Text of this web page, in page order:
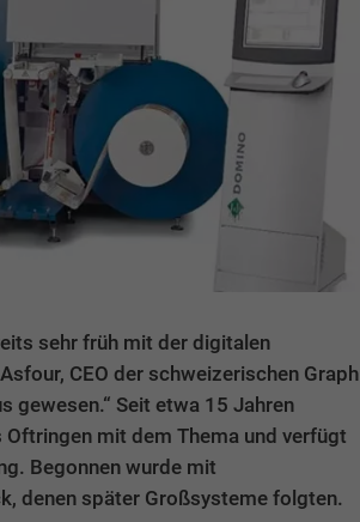
sehr früh mit der digitalen
CEO der schweizerischen Graph
gewesen.“ Seit etwa 15 Jahren
mit dem Thema und verfügt
Begonnen wurde mit
denen später Großsysteme folgten.